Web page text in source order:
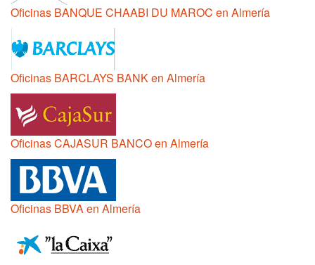
Oficinas BANQUE CHAABI DU MAROC en Almería
Oficinas BARCLAYS BANK en Almería
Oficinas CAJASUR BANCO en Almería
Oficinas BBVA en Almería